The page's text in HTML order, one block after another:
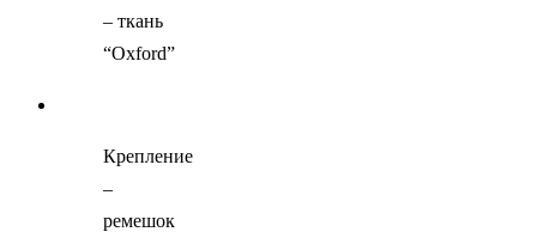
– ткань
“Oxford”
Крепление
–
ремешок